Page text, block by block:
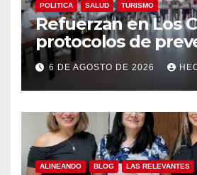
POLITICA SALUD TURISMO
Refuerzan en Los
protocolos de
rescate en playas
y temporada de
6 DE AGOSTO DE 2026
ALINEANDO BLOG LAS RELEVANTES